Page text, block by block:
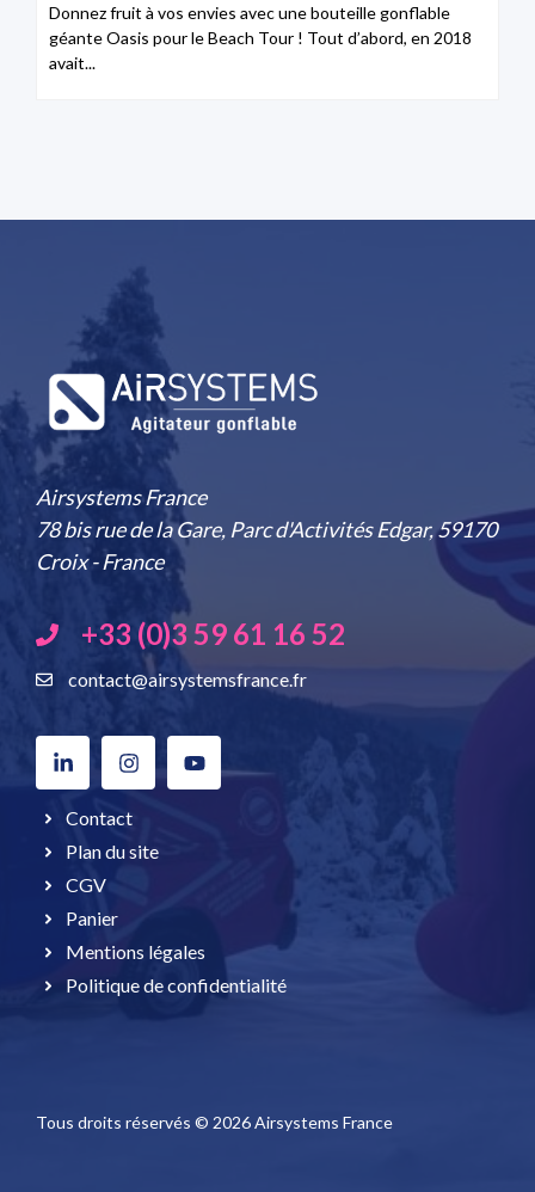
Donnez fruit à vos envies avec une bouteille gonflable
géante Oasis pour le Beach Tour ! Tout d’abord, en 2018
avait...
Airsystems France
78 bis rue de la Gare, Parc d'Activités Edgar, 59170
Croix - France
+33 (0)3 59 61 16 52
contact@airsystemsfrance.fr
Contact
Plan du site
CGV
Panier
Mentions légales
Politique de confidentialité
Tous droits réservés © 2026 Airsystems France